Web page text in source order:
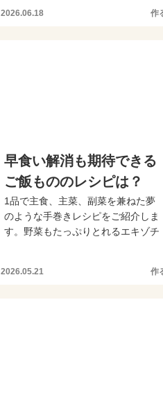
を紹介します。野菜はレン...
2026.06.18 作
早食い解消も期待できる
ご飯もののレシピは？
1品で主食、主菜、副菜を兼ねた夢
のような手巻きレシピをご紹介しま
す。野菜もたっぷりとれるエキゾチ
2026.05.21 作